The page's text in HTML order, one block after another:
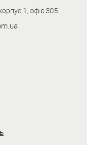
1, офіс 305